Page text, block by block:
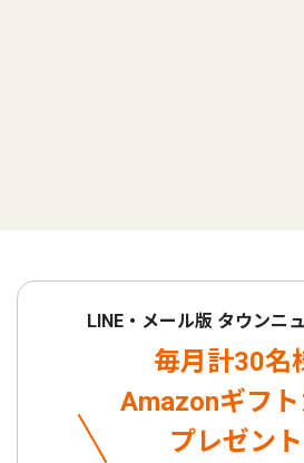
LINE・メール版 タウンニ
毎月計30名
Amazonギフ
プレゼント